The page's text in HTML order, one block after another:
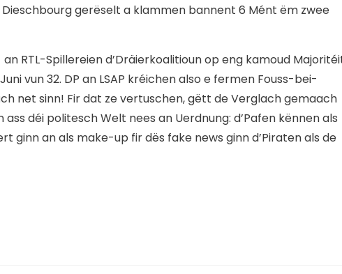
gerëselt a klammen bannent 6 Mént ëm zwee
an RTL-Spillereien d’Dräierkoalitioun op eng kamoud
vun 32. DP an LSAP kréichen also e fermen Fouss-bei-
net sinn! Fir dat ze vertuschen, gëtt de Verglach gemaach
déi politesch Welt nees an Uerdnung: d’Pafen kënnen als
ginn an als make-up fir dës fake news ginn d’Piraten als de